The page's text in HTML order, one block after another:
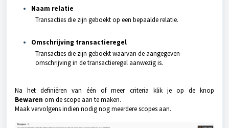
Naam relatie
Transacties die zijn geboekt op een bepaalde relatie.
Omschrijving transactieregel
Transacties die zijn geboekt waarvan de aangegeven
omschrijving in de transactieregel aanwezig is.
Na het definiëren van één of meer criteria klik je op de knop
Bewaren om de scope aan te maken.
Maak vervolgens indien nodig nog meerdere scopes aan.